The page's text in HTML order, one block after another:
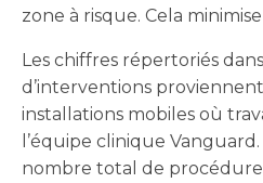
zone à risque. Cela
Les chiffres répertoriés
d’interventions
installations mobiles où
l’équipe clinique
nombre total de